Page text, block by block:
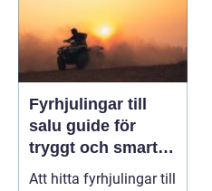
Fyrhjulingar till
salu guide för
tryggt och smart
köp
Att hitta fyrhjulingar till